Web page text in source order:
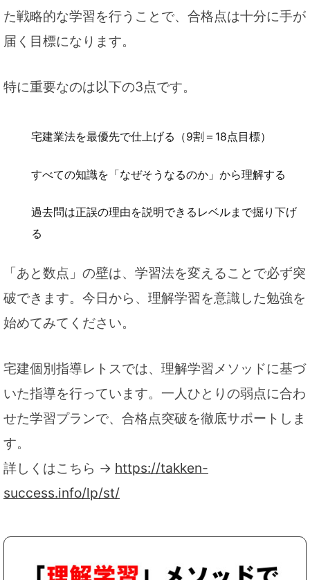
た戦略的な学習を行うことで、合格点は十分に手が
届く目標になります。
特に重要なのは以下の3点です。
宅建業法を最優先で仕上げる（9割＝18点目標）
すべての知識を「なぜそうなるのか」から理解する
過去問は正誤の理由を説明できるレベルまで掘り下げ
る
「あと数点」の壁は、学習法を変えることで必ず突
破できます。今日から、理解学習を意識した勉強を
始めてみてください。
宅建個別指導レトスでは、理解学習メソッドに基づ
いた指導を行っています。一人ひとりの弱点に合わ
せた学習プランで、合格点突破を徹底サポートしま
す。
詳しくはこちら → https://takken-
success.info/lp/st/